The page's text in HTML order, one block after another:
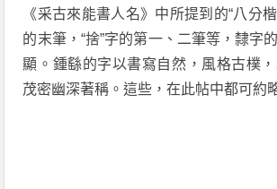
《采古來能書人名》中所提到的“八分
的末筆，“捨”字的第一、二筆等，隸字
顯。鍾繇的字以書寫自然，風格古樸
茂密幽深著稱。這些，在此帖中都可約